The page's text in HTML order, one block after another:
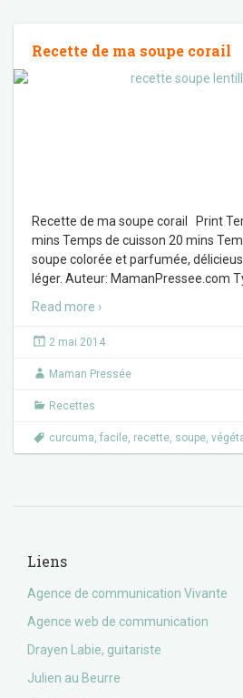
Recette de ma soupe corail
Recette de ma soupe corail Print
mins Temps de cuisson 20 mins
soupe colorée et parfumée,
léger. Auteur: MamanPressee.com
Read more ›
2 mai 2014
Maman Pressée
Recettes
curcuma, facile, recette, soupe,
Liens
Agence de communication Vivante
Agence web de communication
Drayen Labie, guitariste
Julien au Beurre